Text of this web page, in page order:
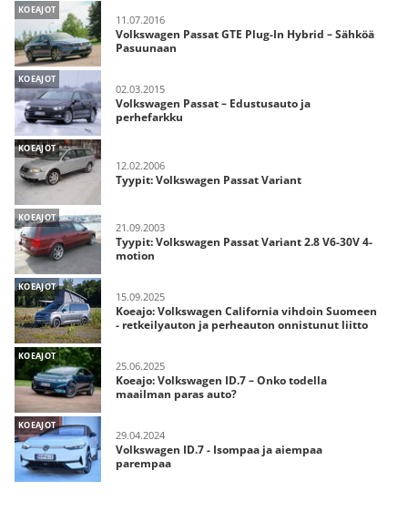
KOEAJOT
11.07.2016
Volkswagen Passat GTE Plug-In Hybrid – Sähköä
Pasuunaan
KOEAJOT
02.03.2015
Volkswagen Passat – Edustusauto ja
perhefarkku
KOEAJOT
12.02.2006
Tyypit: Volkswagen Passat Variant
KOEAJOT
21.09.2003
Tyypit: Volkswagen Passat Variant 2.8 V6-30V 4-
motion
KOEAJOT
15.09.2025
Koeajo: Volkswagen California vihdoin Suomeen
- retkeilyauton ja perheauton onnistunut liitto
KOEAJOT
25.06.2025
Koeajo: Volkswagen ID.7 – Onko todella
maailman paras auto?
KOEAJOT
29.04.2024
Volkswagen ID.7 - Isompaa ja aiempaa
parempaa